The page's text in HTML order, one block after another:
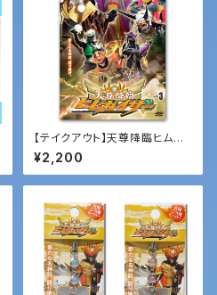
【テイクアウト】天尊降臨ヒムカ
イザーDVD第３弾
¥2,200